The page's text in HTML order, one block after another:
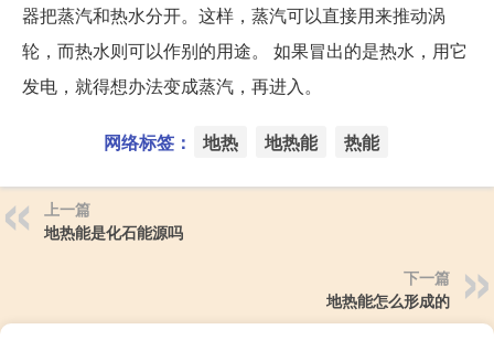
器把蒸汽和热水分开。这样，蒸汽可以直接用来推动涡
轮，而热水则可以作别的用途。 如果冒出的是热水，用它
发电，就得想办法变成蒸汽，再进入。
网络标签： 地热 地热能 热能
上一篇
地热能是化石能源吗
下一篇
地热能怎么形成的